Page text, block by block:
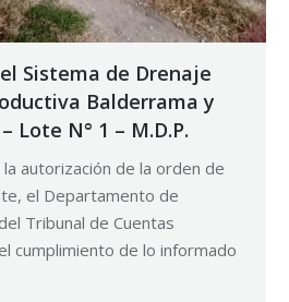
Sistema de Drenaje
Balderrama y
Lote N° 1 – M.D.P.
autorización de la orden de
el Departamento de
Tribunal de Cuentas
cumplimiento de lo informado